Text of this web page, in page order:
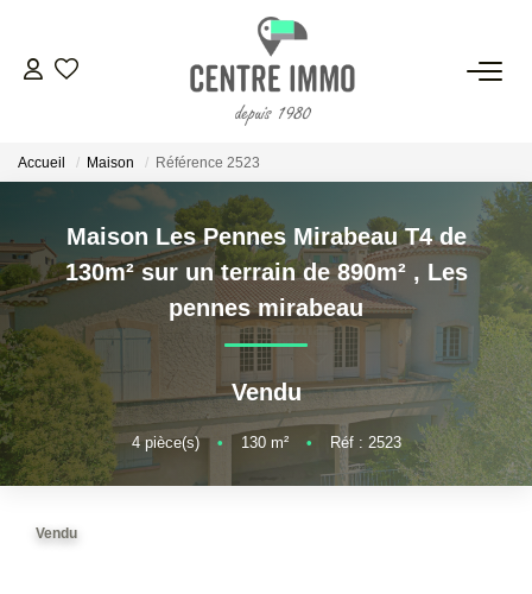
VENTES
LOCATIONS
GESTION
ESTIMATION
NOS BIENS VENDUS
NOS AGENCES
Accueil Maison Référence 2523
Maison Les Pennes Mirabeau T4 de
130m² sur un terrain de 890m² , Les
pennes mirabeau
Vendu
4pièce(s) • 130m² • Réf : 2523
Vendu